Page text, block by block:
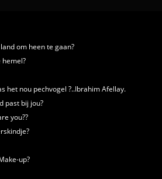
om heen te gaan?
hemel?
het nou pechvogel ?..Ibrahim Afellay.
past bij jou?
you??
up?